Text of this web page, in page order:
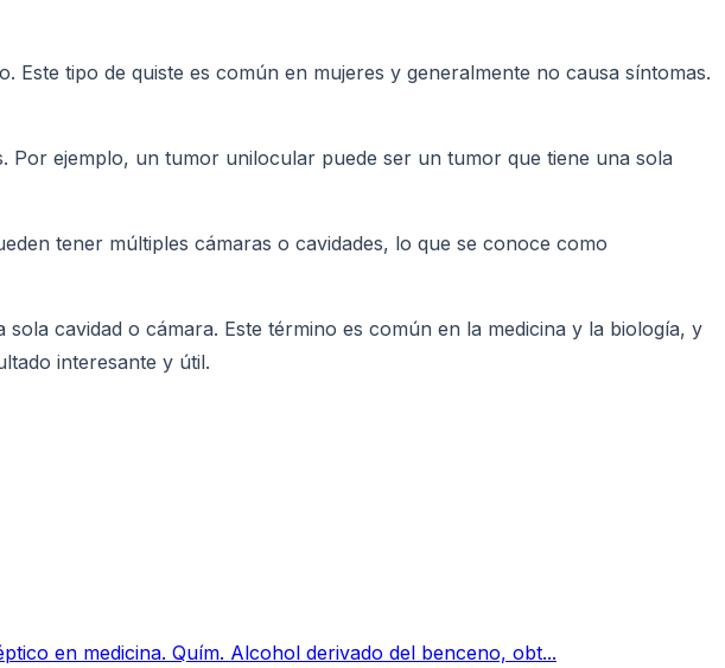
tipo de quiste es común en mujeres y generalmente no causa síntomas.
ejemplo, un tumor unilocular puede ser un tumor que tiene una sola
tener múltiples cámaras o cavidades, lo que se conoce como
cavidad o cámara. Este término es común en la medicina y la biología, y
interesante y útil.
en medicina. Quím. Alcohol derivado del benceno, obt...